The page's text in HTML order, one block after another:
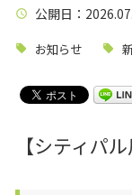
公開日 ：
お知らせ
【シティパ